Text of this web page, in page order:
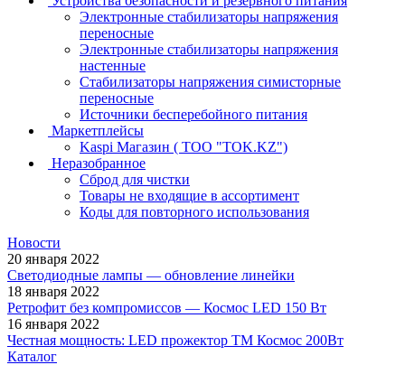
Электронные стабилизаторы напряжения
переносные
Электронные стабилизаторы напряжения
настенные
Стабилизаторы напряжения симисторные
переносные
Источники бесперебойного питания
Маркетплейсы
Kaspi Магазин ( ТОО "TOK.KZ")
Неразобранное
Сброд для чистки
Товары не входящие в ассортимент
Коды для повторного использования
Новости
20 января 2022
Светодиодные лампы — обновление линейки
18 января 2022
Ретрофит без компромиссов — Космос LED 150 Вт
16 января 2022
Честная мощность: LED прожектор ТМ Космос 200Вт
Каталог